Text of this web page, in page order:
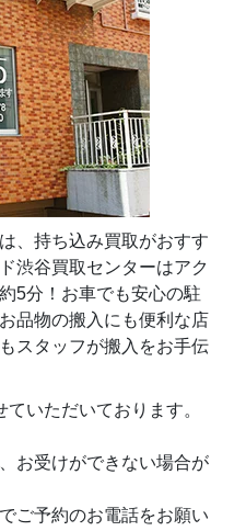
、持ち込み買取がおすす
渋谷買取センターはアク
5分！お車でも安心の駐
品物の搬入にも便利な店
スタッフが搬入をお手伝
いただいております。
お受けができない場合が
ご予約のお電話をお願い